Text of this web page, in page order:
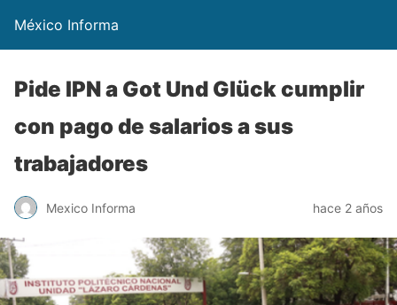
México Informa
Pide IPN a Got Und Glück cumplir
con pago de salarios a sus
trabajadores
Mexico Informa hace 2 años